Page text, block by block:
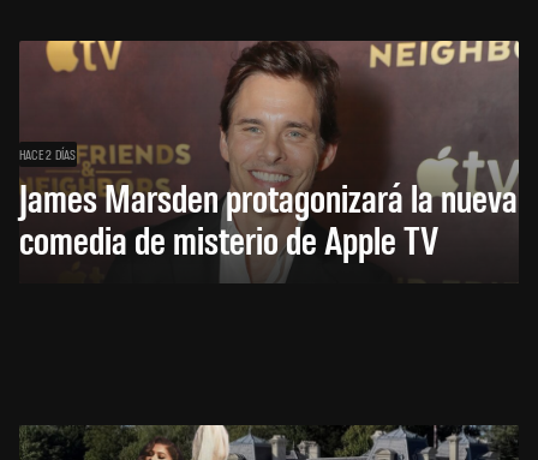
HACE 2 DÍAS
James Marsden protagonizará la nueva
comedia de misterio de Apple TV